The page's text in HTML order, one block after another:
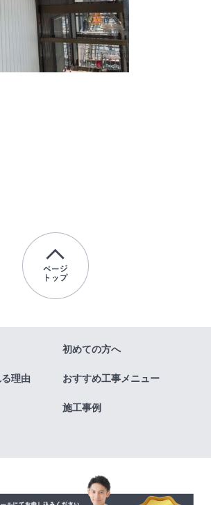
初めての方へ
理由 おすすめ工事メニュー
施工事例